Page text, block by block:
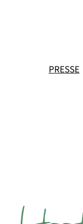
PRESSE